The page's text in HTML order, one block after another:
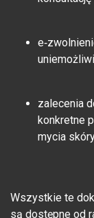
zalecenia
konkretne
mycia
Wszystkie te
są dostępne od